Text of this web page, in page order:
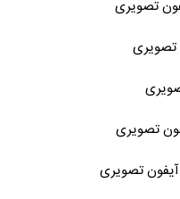
تصویری
تصویری
تصویری
تصویری